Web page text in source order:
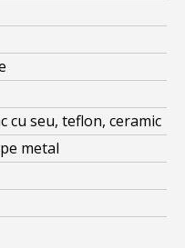
cu seu, teflon, ceramic
metal